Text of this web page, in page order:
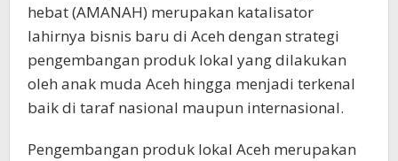
hebat (AMANAH) merupakan katalisator
lahirnya bisnis baru di Aceh dengan strategi
pengembangan produk lokal yang dilakukan
oleh anak muda Aceh hingga menjadi terkenal
baik di taraf nasional maupun internasional.
Pengembangan produk lokal Aceh merupakan